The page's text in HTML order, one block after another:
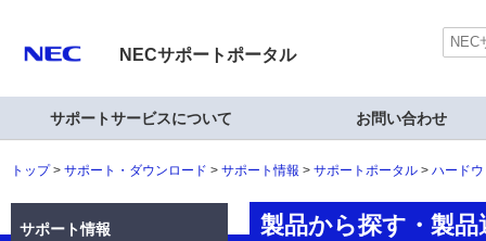
NECサポートポータル
サポートサービスについて お問い合わせ
トップ サポート・ダウンロード サポート情報 サポートポータル ハード
製品から探す・製
サポート情報